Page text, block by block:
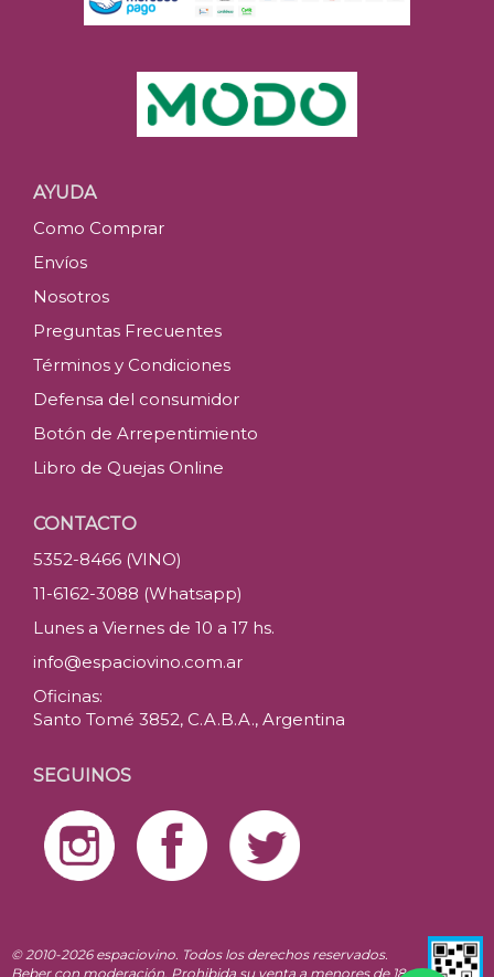
AYUDA
Como Comprar
Envíos
Nosotros
Preguntas Frecuentes
Términos y Condiciones
Defensa del consumidor
Botón de Arrepentimiento
Libro de Quejas Online
CONTACTO
5352-8466 (VINO)
11-6162-3088 (Whatsapp)
Lunes a Viernes de 10 a 17 hs.
info@espaciovino.com.ar
Oficinas:
Santo Tomé 3852, C.A.B.A., Argentina
SEGUINOS
© 2010-2026 espaciovino. Todos los derechos reservados.
Beber con moderación. Prohibida su venta a menores de 18